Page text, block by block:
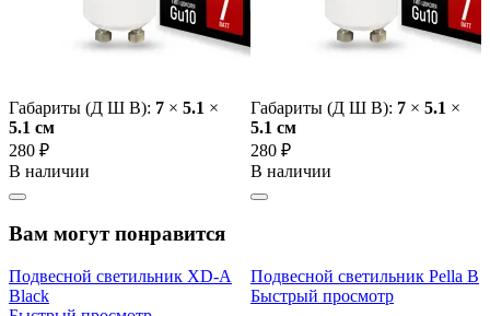
Габариты (Д Ш В): 7 × 5.1 ×
5.1 cм
280 ₽
В наличии
Габариты (Д Ш В): 7 × 5.1 ×
5.1 cм
280 ₽
В наличии
Вам могут понравится
Подвесной светильник XD-A
Black
Подвесной светильник Pella B
Быстрый просмотр